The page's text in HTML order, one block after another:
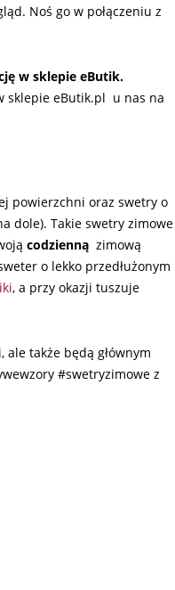
Noś go w połączeniu z
w sklepie eButik.
sklepie eButik.pl u nas na
powierzchni oraz swetry o
dole). Takie swetry zimowe
codzienną zimową
o lekko przedłużonym
, a przy okazji tuszuje
także będą głównym
#swetryzimowe z